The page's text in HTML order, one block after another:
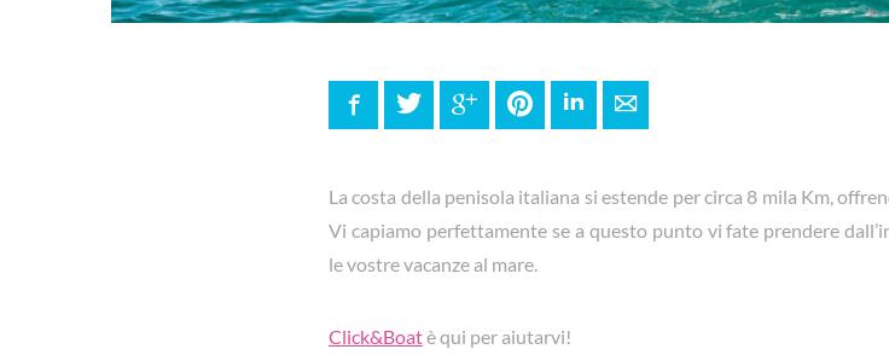
FacebookTwitter Google+ PinterestLinkedInE-mail
La costa della penisola italiana si estende per circa 8 mila Km,
Vi capiamo perfettamente se a questo punto vi fate prendere
le vostre vacanze al mare.
Click&Boatè qui per aiutarvi!